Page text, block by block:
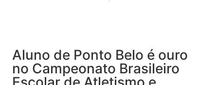
Aluno de Ponto Belo é ouro
no Campeonato Brasileiro